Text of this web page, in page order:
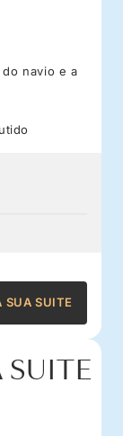
navio e a
SUA SUITE
SUITE